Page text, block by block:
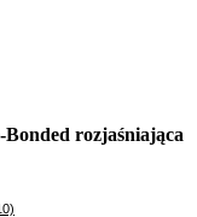
rozjaśniająca